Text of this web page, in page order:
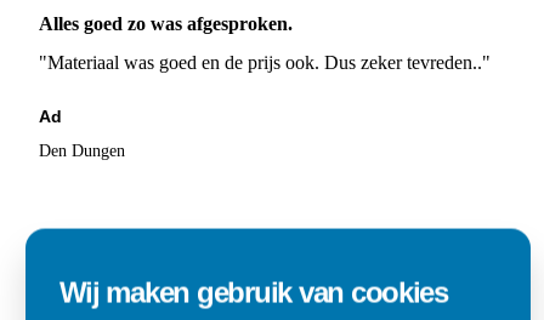
Alles goed zo was afgesproken.
"Materiaal was goed en de prijs ook. Dus zeker tevreden.."
Ad
Den Dungen
Wij maken gebruik van cookies